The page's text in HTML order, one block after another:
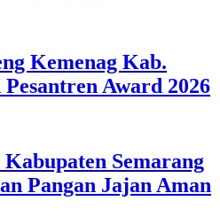
Kemenag Kab.
Award 2026
Semarang
Pangan Jajan Aman